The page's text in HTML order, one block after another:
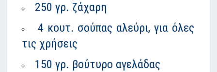
250 γρ. ζάχαρη
4 κουτ. σούπας αλεύρι, για όλες
τις χρήσεις
150 γρ. βούτυρο αγελάδας